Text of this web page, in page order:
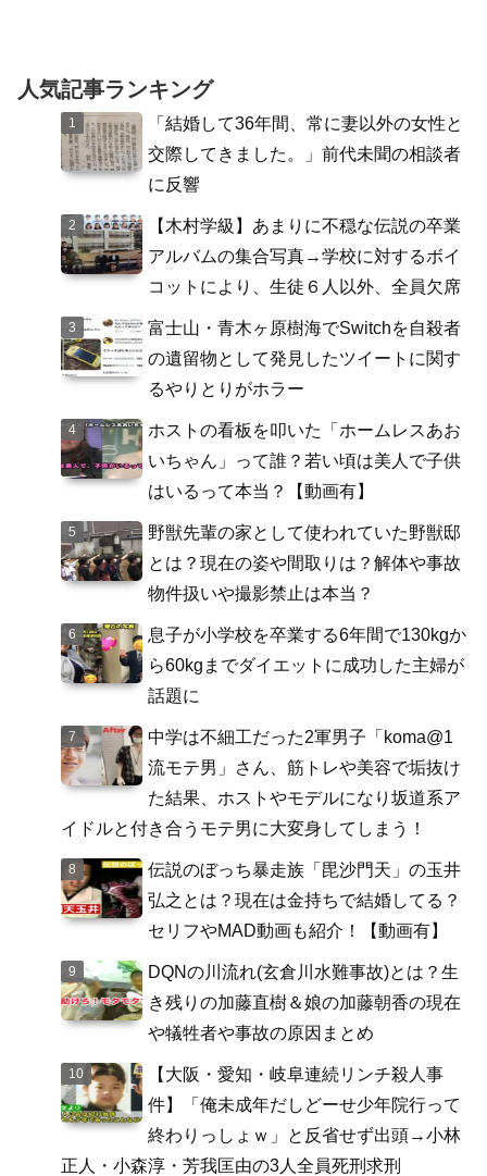
人気記事ランキング
「結婚して36年間、常に妻以外の女性と
交際してきました。」前代未聞の相談者
に反響
【木村学級】あまりに不穏な伝説の卒業
アルバムの集合写真→学校に対するボイ
コットにより、生徒６人以外、全員欠席
富士山・青木ヶ原樹海でSwitchを自殺者
の遺留物として発見したツイートに関す
るやりとりがホラー
ホストの看板を叩いた「ホームレスあお
いちゃん」って誰？若い頃は美人で子供
はいるって本当？【動画有】
野獣先輩の家として使われていた野獣邸
とは？現在の姿や間取りは？解体や事故
物件扱いや撮影禁止は本当？
息子が小学校を卒業する6年間で130kgか
ら60kgまでダイエットに成功した主婦が
話題に
中学は不細工だった2軍男子「koma@1
流モテ男」さん、筋トレや美容で垢抜け
た結果、ホストやモデルになり坂道系ア
イドルと付き合うモテ男に大変身してしまう！
伝説のぼっち暴走族「毘沙門天」の玉井
弘之とは？現在は金持ちで結婚してる？
セリフやMAD動画も紹介！【動画有】
DQNの川流れ(玄倉川水難事故)とは？生
き残りの加藤直樹＆娘の加藤朝香の現在
や犠牲者や事故の原因まとめ
【大阪・愛知・岐阜連続リンチ殺人事
件】「俺未成年だしどーせ少年院行って
終わりっしょｗ」と反省せず出頭→小林
正人・小森淳・芳我匡由の3人全員死刑求刑